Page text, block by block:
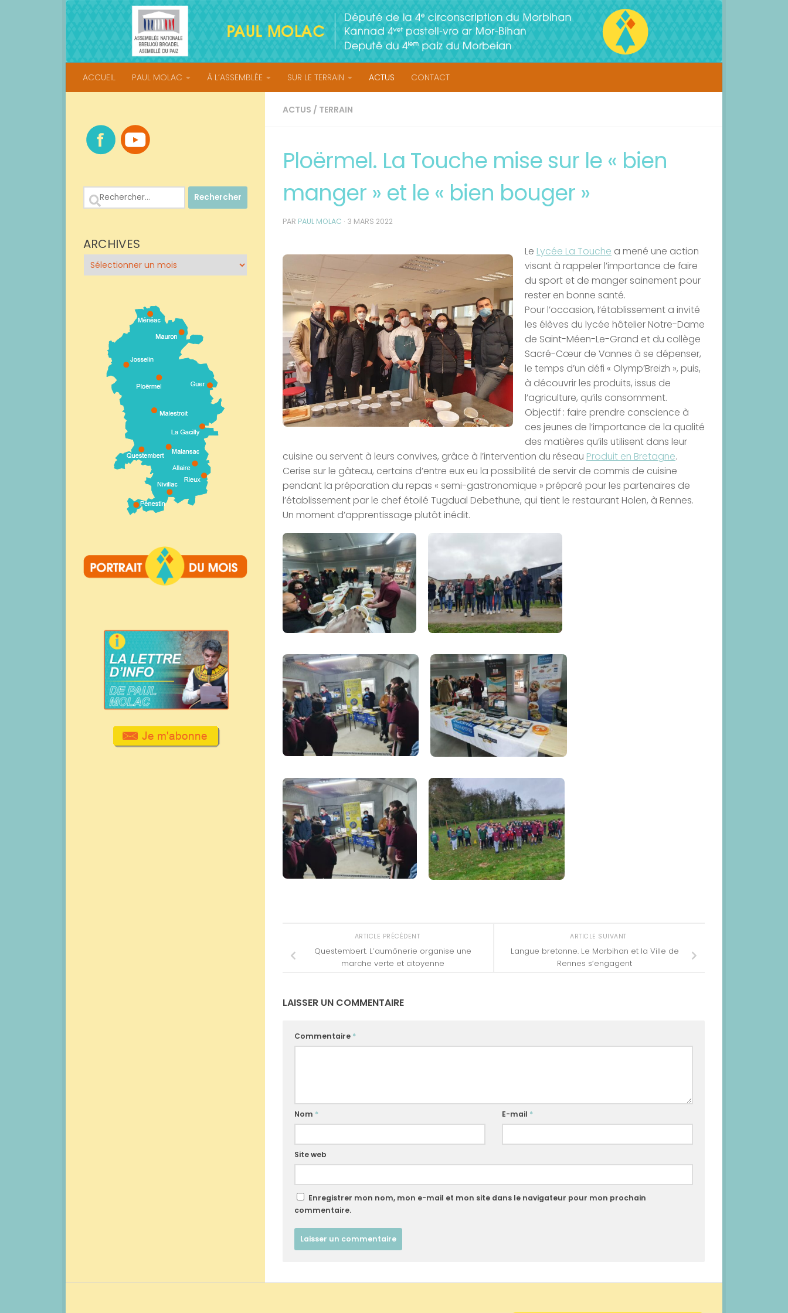
Skip to content
ACCUEIL PAUL MOLAC À L’ASSEMBLÉE SUR LE TERRAIN ACTUS CONTACT
ACTUS / TERRAIN
Ploërmel. La Touche mise sur le « bien
manger » et le « bien bouger »
PAR PAUL MOLAC · 3 MARS 2022
Le Lycée La Touche a mené une action
visant à rappeler l’importance de faire
du sport et de manger sainement pour
rester en bonne santé.
Pour l’occasion, l’établissement a invité
les élèves du lycée hôtelier Notre-Dame
de Saint-Méen-Le-Grand et du collège
Sacré-Cœur de Vannes à se dépenser,
le temps d’un défi « Olymp’Breizh », puis,
à découvrir les produits, issus de
l’agriculture, qu’ils consomment.
Objectif : faire prendre conscience à
ces jeunes de l‘importance de la qualité
des matières qu’ils utilisent dans leur
cuisine ou servent à leurs convives, grâce à l’intervention du réseau Produit en Bretagne.
Cerise sur le gâteau, certains d’entre eux eu la possibilité de servir de commis de cuisine
pendant la préparation du repas « semi-gastronomique » préparé pour les partenaires de
l’établissement par le chef étoilé Tugdual Debethune, qui tient le restaurant Holen, à Rennes.
Un moment d’apprentissage plutôt inédit.
ARTICLE SUIVANT
Langue bretonne. Le Morbihan et la Ville de
Rennes s’engagent
ARTICLE PRÉCÉDENT
Questembert. L’aumônerie organise une
marche verte et citoyenne
LAISSER UN COMMENTAIRE
Commentaire *
Nom * E-mail *
Site web
Enregistrer mon nom, mon e-mail et mon site dans le navigateur pour mon prochain
commentaire.
Rechercher :
ARCHIVES
Archives